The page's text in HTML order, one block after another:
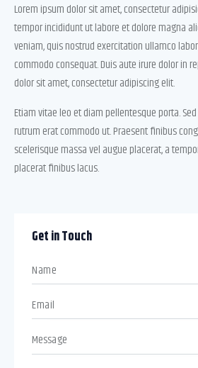
Lorem ipsum dolor sit amet, consectetur
tempor incididunt ut labore et dolore magna
veniam, quis nostrud exercitation ullamco
commodo consequat. Duis aute irure dolor in
dolor sit amet, consectetur adipiscing elit.
Etiam vitae leo et diam pellentesque porta.
rutrum erat commodo ut. Praesent finibus
scelerisque massa vel augue placerat, a
placerat finibus lacus.
Get in Touch